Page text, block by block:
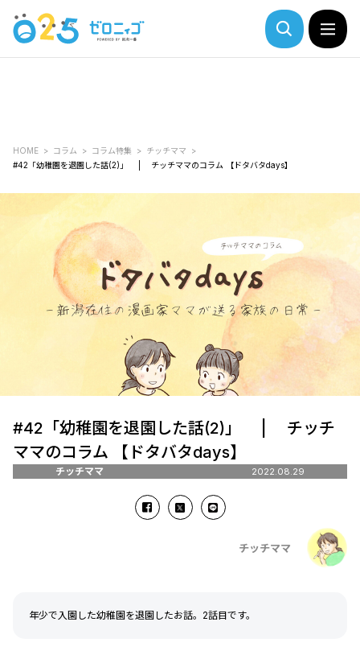
HOME コラム コラム特集
チッチママ
#42「幼稚園を退園した話(2)」 | チッチママのコラム 【ドタバタdays】
#42「幼稚園を退園した話(2)」 | チッチ
ママのコラム 【ドタバタdays】
チッチママ 2022.08.29
チッチママ
年少で入園した幼稚園を退園したお話。2話目です。